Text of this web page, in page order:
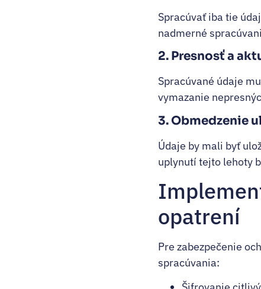
Spracúvať iba tie
nadmerné
2. Presnosť a
Spracúvané údaje
vymazanie
3. Obmedzenie
Údaje by mali byť
uplynutí tejto lehoty
opatrení
Pre zabezpečenie
spracúvania: